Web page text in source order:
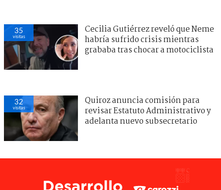
35
visitas
Cecilia Gutiérrez reveló que Neme
habría sufrido crisis mientras
grababa tras chocar a motociclista
32
visitas
Quiroz anuncia comisión para
revisar Estatuto Administrativo y
adelanta nuevo subsecretario